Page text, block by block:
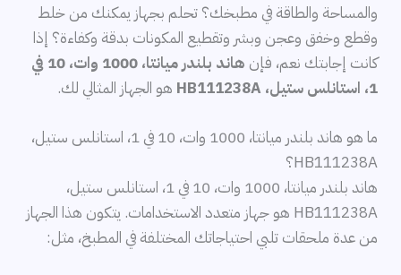
والمساحة والطاقة في مطبخك؟ تحلم بجهاز يمكنك من خلط
وقطع وخفق وعجن وبشر وتقطيع المكونات بدقة وكفاءة؟ إذا
كانت إجابتك نعم، فإن
هاند بلندر ميانتا، 1000 وات، 10 في
1، استانلس ستيل، HB111238A
هو الجهاز المثالي لك.
ما هو هاند بلندر ميانتا، 1000 وات، 10 في 1، استانلس ستيل،
HB111238A؟
هاند بلندر ميانتا، 1000 وات، 10 في 1، استانلس ستيل،
HB111238A هو جهاز متعدد الاستخدامات. يتكون هذا الجهاز
من عدة ملحقات تلبي احتياجاتك المختلفة في المطبخ، مثل: